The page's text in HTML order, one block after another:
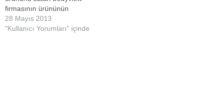
firmasının ürününün
sahtesini yapan metin ilaç
ürünün isminide lineatabsa
28 Mayıs 2013
"Kullanıcı Yorumları" içinde